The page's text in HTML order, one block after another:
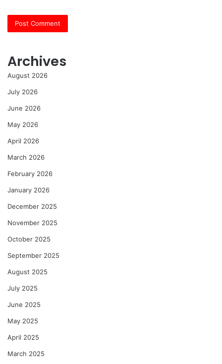
Archives
August 2026
July 2026
June 2026
May 2026
April 2026
March 2026
February 2026
January 2026
December 2025
November 2025
October 2025
September 2025
August 2025
July 2025
June 2025
May 2025
April 2025
March 2025